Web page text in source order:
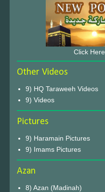
Click Here
Other Videos
9) HQ Taraweeh Videos
9) Videos
Pictures
9) Haramain Pictures
9) Imams Pictures
Azan
8) Azan (Madinah)